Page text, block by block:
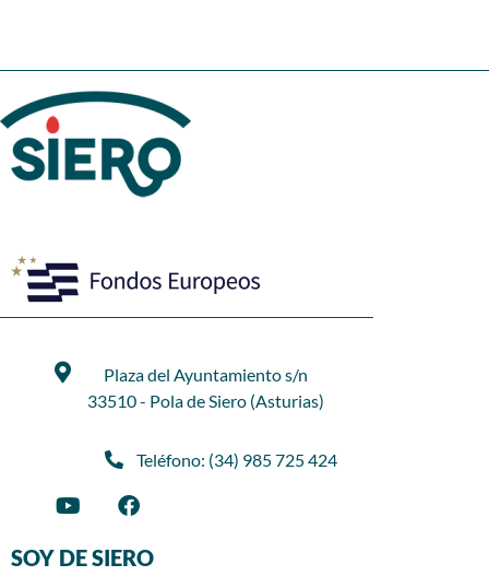
Plaza del Ayuntamiento s/n
33510 - Pola de Siero (Asturias)
Teléfono: (34) 985 725 424
SOY DE SIERO